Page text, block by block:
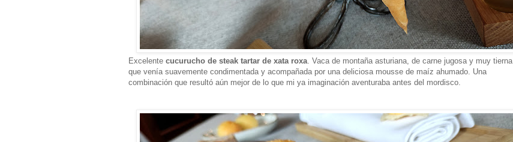
Excelente cucurucho de steak tartar de xata roxa . Vaca de montaña asturiana, de carne jugosa y muy tierna
que venía suavemente condimentada y acompañada por una deliciosa mousse de maíz ahumado. Una
combinación que resultó aún mejor de lo que mi ya imaginación aventuraba antes del mordisco.